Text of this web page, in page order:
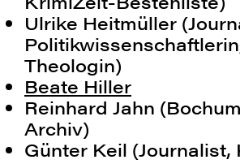
19:30 Uhr
Beginn der
Im Anschluss
Ulrike Heitmüller
Theologin)
Beate Hiller
Reinhard Jahn
Archiv)
Günter Keil (Journalist,